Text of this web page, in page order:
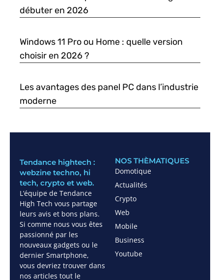
débuter en 2026
Windows 11 Pro ou Home : quelle version
choisir en 2026 ?
Les avantages des panel PC dans l’industrie
moderne
Tendance hightech :
webzine techno, hi
tech, crypto et web.
L’équipe de Tendance
High Tech vous partage
leurs avis et bons plans.
Si comme nous vous êtes
passionné par les
nouveaux gadgets ou le
dernier Smartphone,
vous devriez trouver dans
nos articles tout le
NOS THÈMATIQUES
Domotique
Actualités
Crypto
Web
Mobile
Business
Youtube